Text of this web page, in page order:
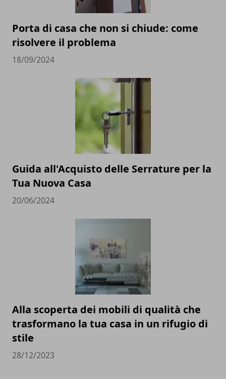
Porta di casa che non si chiude: come
risolvere il problema
18/09/2024
Guida all'Acquisto delle Serrature per la
Tua Nuova Casa
20/06/2024
Alla scoperta dei mobili di qualità che
trasformano la tua casa in un rifugio di
stile
28/12/2023